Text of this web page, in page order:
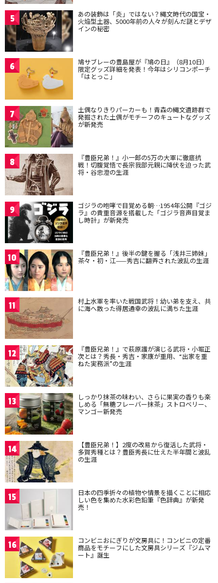
5 あの装飾は「炎」ではない？縄文時代の国宝・
火焔型土器、5000年前の人々が刻んだ謎とデザ
インの秘密
6 鳩サブレーの豊島屋が『鳩の日』（8月10日）
限定グッズ詳細を発表！今年はシリコンポーチ
「はとっこ」
7 土偶なりきりパーカーも！青森の縄文遺跡群で
発掘された土偶がモチーフのキュートなグッズ
が新発売
8 『豊臣兄弟！』小一郎の5万の大軍に徹底抗
戦！切腹覚悟で長宗我部元親に降伏を迫った武
将・谷忠澄の生涯
9 ゴジラの咆哮で目覚める朝…1954年公開『ゴジ
ラ』の貴重音源を搭載した「ゴジラ音声目覚ま
し時計」が新発売
10 『豊臣兄弟！』後半の鍵を握る「浅井三姉妹」
茶々・初・江——秀吉に翻弄された波乱の生涯
11 村上水軍を率いた戦国武将！幼い弟を支え、共
に海へ散った得居通幸の波乱に満ちた生涯
12 『豊臣兄弟！』で萩原護が演じる武将・小堀正
次とは？秀長・秀吉・家康が重用、“出家を重
ねた実務派”の生涯
13 しっかり抹茶の味わい、さらに果実の香りも楽
しめる「無糖フレーバー抹茶」ストロベリー、
マンゴー新発売
14 【豊臣兄弟！】2度の改易から復活した武将・
多賀秀種とは？豊臣秀長に仕えた半年間と波乱
の生涯
15 日本の四季折々の植物や情景を描くことに相応
しい色を集めた水彩色鉛筆『色辞典』が新発
売！
16 コンビニおにぎりが文房具に！コンビニの定番
商品をモチーフにした文房具シリーズ『ジムマ
ート』誕生